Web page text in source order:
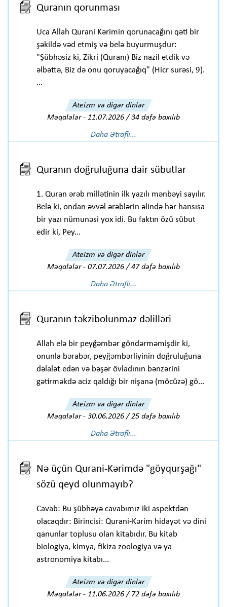
Quranın qorunması
Uca Allah Qurani Kərimin qorunacağını qəti bir
şəkildə vəd etmiş və belə buyurmuşdur:
"Şübhəsiz ki, Zikri (Quranı) Biz nazil etdik və
əlbəttə, Biz də onu qoruyacağıq" (Hicr surəsi, 9).
...
Ateizm və digər dinlər
Məqalələr- 11.07.2026 / 34 dəfə baxılıb
Daha Ətraflı...
Quranın doğruluğuna dair sübutlar
1. Quran ərəb millətinin ilk yazılı mənbəyi sayılır.
Belə ki, ondan əvvəl ərəblərin əlində hər hansısa
bir yazı nümunəsi yox idi. Bu faktın özü sübut
edir ki, Pey...
Ateizm və digər dinlər
Məqalələr- 07.07.2026 / 47 dəfə baxılıb
Daha Ətraflı...
Quranın təkzibolunmaz dəlilləri
Allah elə bir peyğəmbər göndərməmişdir ki,
onunla bərabər, peyğəmbərliyinin doğruluğuna
dəlalət edən və bəşər övladının bənzərini
gətirməkdə aciz qaldığı bir nişanə (möcüzə) gö...
Ateizm və digər dinlər
Məqalələr- 30.06.2026 / 25 dəfə baxılıb
Daha Ətraflı...
Nə üçün Qurani-Kərimdə "göyqurşağı"
sözü qeyd olunmayıb?
Cavab: Bu şübhəyə cavabımız iki aspektdən
olacaqdır: Birincisi: Qurani-Kərim hidayət və dini
qanunlar toplusu olan kitabıdır. Bu kitab
biologiya, kimya, fikiza zoologiya və ya
astronomiya kitabı...
Ateizm və digər dinlər
Məqalələr- 11.06.2026 / 72 dəfə baxılıb